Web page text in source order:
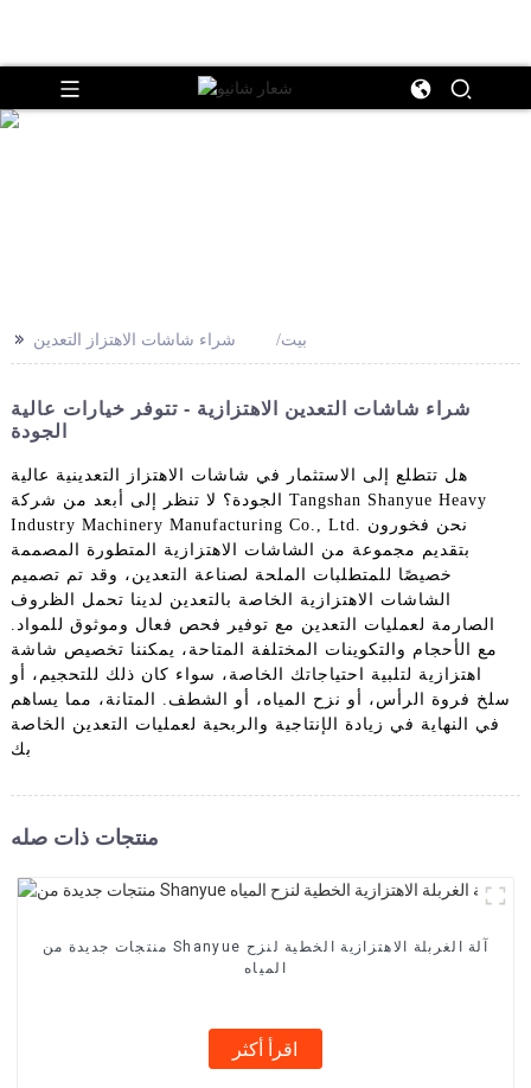
>> بيت شراء شاشات الاهتزاز التعدين
شراء شاشات التعدين الاهتزازية - تتوفر خيارات عالية
الجودة
هل تتطلع إلى الاستثمار في شاشات الاهتزاز التعدينية عالية
الجودة؟ لا تنظر إلى أبعد من شركة Tangshan Shanyue Heavy
Industry Machinery Manufacturing Co., Ltd. نحن فخورون
بتقديم مجموعة من الشاشات الاهتزازية المتطورة المصممة
خصيصًا للمتطلبات الملحة لصناعة التعدين، وقد تم تصميم
الشاشات الاهتزازية الخاصة بالتعدين لدينا تحمل الظروف
الصارمة لعمليات التعدين مع توفير فحص فعال وموثوق للمواد.
مع الأحجام والتكوينات المختلفة المتاحة، يمكننا تخصيص شاشة
اهتزازية لتلبية احتياجاتك الخاصة، سواء كان ذلك للتحجيم، أو
سلخ فروة الرأس، أو نزح المياه، أو الشطف. المتانة، مما يساهم
في النهاية في زيادة الإنتاجية والربحية لعمليات التعدين الخاصة
بك
منتجات ذات صله
منتجات جديدة من Shanyue آلة الغربلة الاهتزازية الخطية لنزح
المياه
اقرأ أكثر